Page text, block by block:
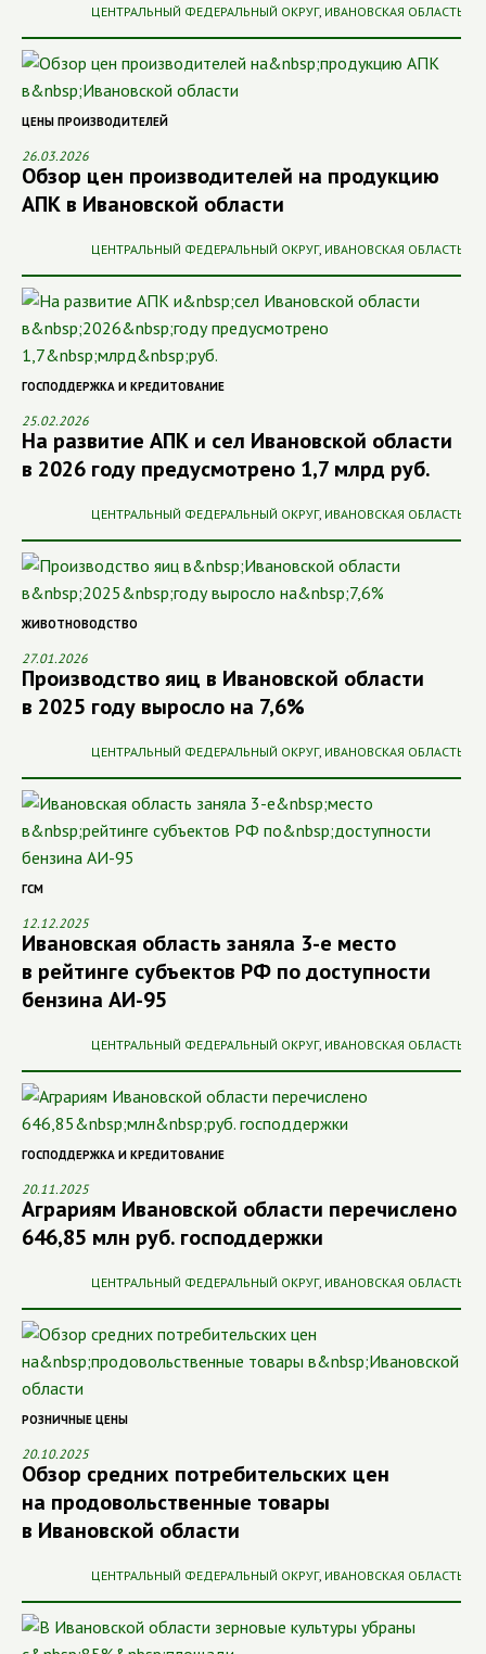
ЦЕНТРАЛЬНЫЙ ФЕДЕРАЛЬНЫЙ ОКРУГ, ИВАНОВСКАЯ ОБЛАСТЬ
ЦЕНЫ ПРОИЗВОДИТЕЛЕЙ
26.03.2026
Обзор цен производителей на продукцию
АПК в Ивановской области
ЦЕНТРАЛЬНЫЙ ФЕДЕРАЛЬНЫЙ ОКРУГ, ИВАНОВСКАЯ ОБЛАСТЬ
ГОСПОДДЕРЖКА И КРЕДИТОВАНИЕ
25.02.2026
На развитие АПК и сел Ивановской области
в 2026 году предусмотрено 1,7 млрд руб.
ЦЕНТРАЛЬНЫЙ ФЕДЕРАЛЬНЫЙ ОКРУГ, ИВАНОВСКАЯ ОБЛАСТЬ
ЖИВОТНОВОДСТВО
27.01.2026
Производство яиц в Ивановской области
в 2025 году выросло на 7,6%
ЦЕНТРАЛЬНЫЙ ФЕДЕРАЛЬНЫЙ ОКРУГ, ИВАНОВСКАЯ ОБЛАСТЬ
ГСМ
12.12.2025
Ивановская область заняла 3-е место
в рейтинге субъектов РФ по доступности
бензина АИ-95
ЦЕНТРАЛЬНЫЙ ФЕДЕРАЛЬНЫЙ ОКРУГ, ИВАНОВСКАЯ ОБЛАСТЬ
ГОСПОДДЕРЖКА И КРЕДИТОВАНИЕ
20.11.2025
Аграриям Ивановской области перечислено
646,85 млн руб. господдержки
ЦЕНТРАЛЬНЫЙ ФЕДЕРАЛЬНЫЙ ОКРУГ, ИВАНОВСКАЯ ОБЛАСТЬ
РОЗНИЧНЫЕ ЦЕНЫ
20.10.2025
Обзор средних потребительских цен
на продовольственные товары
в Ивановской области
ЦЕНТРАЛЬНЫЙ ФЕДЕРАЛЬНЫЙ ОКРУГ, ИВАНОВСКАЯ ОБЛАСТЬ